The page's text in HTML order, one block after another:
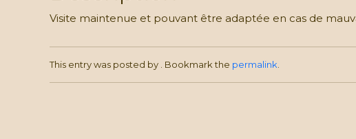
Visite maintenue et pouvant être adaptée en cas de
This entry was posted by . Bookmark the permalink.